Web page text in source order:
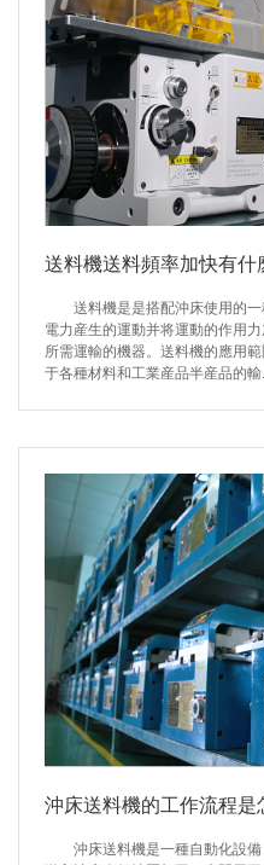
送料機送料頻率加快有什
送料機是是搭配沖床使用的一
電力産生的運動并将運動的作用
所需運輸的機器。送料機的應用
于各種材料和工業産品半産品的輸
沖床送料機的工作流程是
沖床送料機是一種自動化設備